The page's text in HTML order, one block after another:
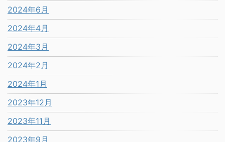
2024年6月
2024年4月
2024年3月
2024年2月
2024年1月
2023年12月
2023年11月
2023年9月